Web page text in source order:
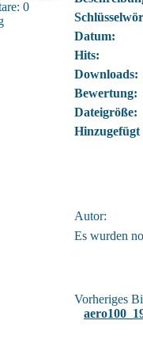
0
Datum:
Hits:
Downloads:
Bewertung:
Dateigröße:
Hinzugefügt
Autor:
Es wurden
Vorheriges